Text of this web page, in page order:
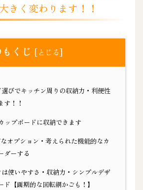
きく変わります！！
くじ [とじる]
びでキッチン周りの収納力・利便性
す！！
ップボードに収納できます
オプション・考えられた機能的なカ
ダーする
使いやすさ・収納力・シンプルデザ
ド【画期的な回転網かごも！】